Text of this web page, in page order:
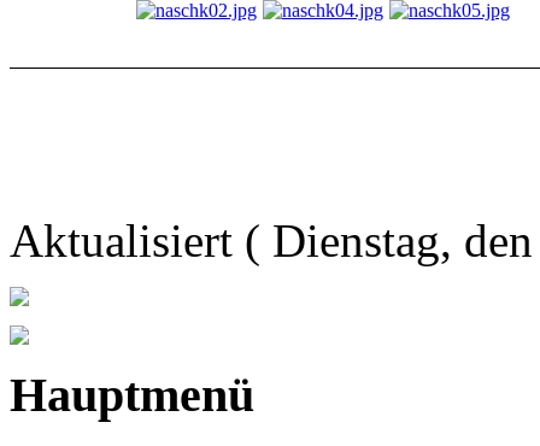
Aktualisiert ( Dienstag,
Hauptmenü